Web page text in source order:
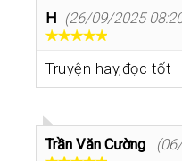
H (26/09/2025
Truyện hay,đọc tốt
Trần Văn Cường